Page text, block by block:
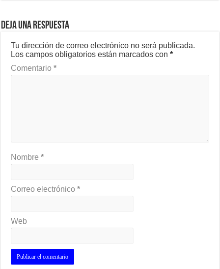
Deja una respuesta
Tu dirección de correo electrónico no será publicada.
Los campos obligatorios están marcados con*
Comentario*
Nombre*
Correo electrónico*
Web